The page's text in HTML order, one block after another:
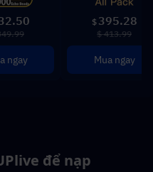
ngay
$ 395.28
$ 413.99
Mua ngay
để nạp